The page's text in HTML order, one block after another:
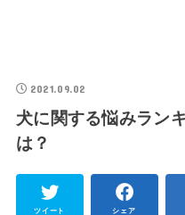
2021.09.02
犬に関する悩みラン
は？
ツイート シェア